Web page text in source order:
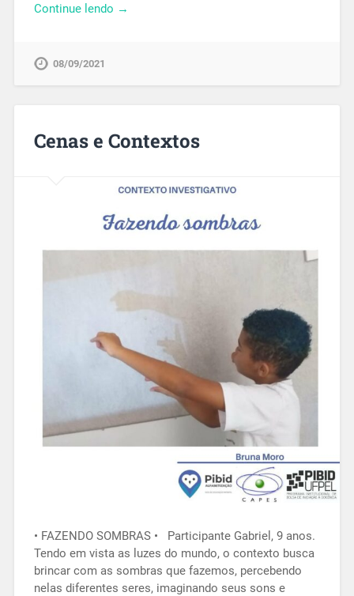
Continue lendo →
08/09/2021
Cenas e Contextos
• FAZENDO SOMBRAS • Participante Gabriel, 9 anos.
Tendo em vista as luzes do mundo, o contexto busca
brincar com as sombras que fazemos, percebendo
nelas diferentes seres, imaginando seus sons e